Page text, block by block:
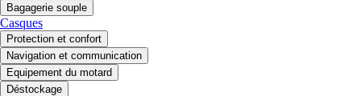
Bagagerie souple
Casques
Protection et confort
Navigation et communication
Equipement du motard
Déstockage